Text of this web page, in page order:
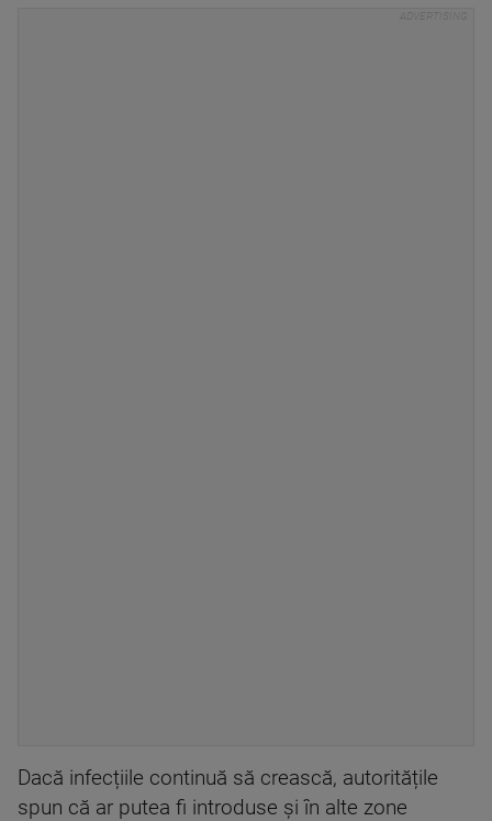
Dacă infecțiile continuă să crească, autoritățile
spun că ar putea fi introduse și în alte zone